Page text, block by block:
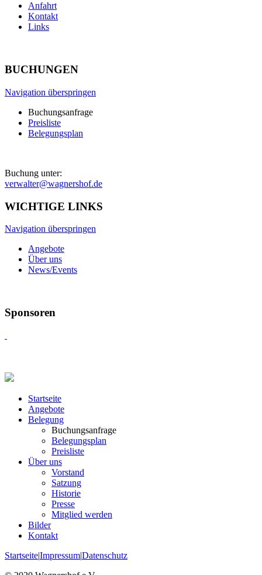
Anfahrt
Kontakt
Links
BUCHUNGEN
Navigation überspringen
Buchungsanfrage
Preisliste
Belegungsplan
Buchung unter:
verwalter@wagnershof.de
WICHTIGE LINKS
Navigation überspringen
Angebote
Über uns
News/Events
Sponsoren
Startseite
Angebote
Belegung
Buchungsanfrage
Belegungsplan
Preisliste
Über uns
Vorstand
Satzung
Historie
Presse
Mitglied werden
Bilder
Kontakt
Startseite|Impressum|Datenschutz